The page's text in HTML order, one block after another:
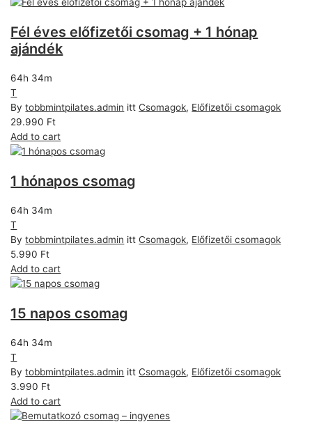
Fél éves előfizetői csomag + 1 hónap
ajándék
64h 34m
T
Bytobbmintpilates.admin ittCsomagok, Előfizetői csomagok
29.990 Ft
Add to cart
1 hónapos csomag
64h 34m
T
Bytobbmintpilates.admin ittCsomagok, Előfizetői csomagok
5.990 Ft
Add to cart
15 napos csomag
64h 34m
T
Bytobbmintpilates.admin ittCsomagok, Előfizetői csomagok
3.990 Ft
Add to cart